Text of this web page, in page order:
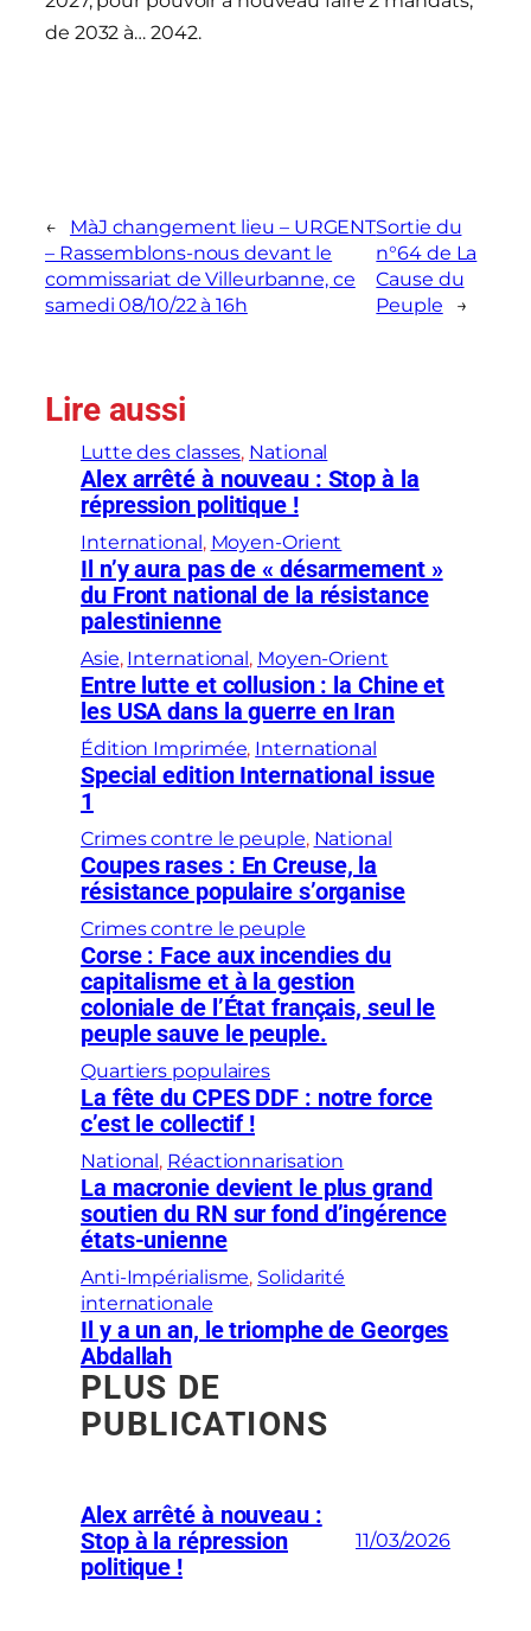
de 2032 à… 2042.
←
MàJ changement lieu – URGENT
– Rassemblons-nous devant le
commissariat de Villeurbanne, ce
samedi 08/10/22 à 16h
Sortie du
n°64 de La
Cause du
Peuple
→
Lire aussi
Lutte des classes, National
Alex arrêté à nouveau : Stop à la
répression politique !
International , Moyen-Orient
Il n’y aura pas de « désarmement »
du Front national de la résistance
palestinienne
Asie, International , Moyen-Orient
Entre lutte et collusion : la Chine et
les USA dans la guerre en Iran
Édition Imprimée, International
Special edition International issue
1
Crimes contre le peuple, National
Coupes rases : En Creuse, la
résistance populaire s’organise
Crimes contre le peuple
Corse : Face aux incendies du
capitalisme et à la gestion
coloniale de l’État français, seul le
peuple sauve le peuple.
Quartiers populaires
La fête du CPES DDF : notre force
c’est le collectif !
National , Réactionnarisation
La macronie devient le plus grand
soutien du RN sur fond d’ingérence
états-unienne
Anti-Impérialisme, Solidarité
internationale
Il y a un an, le triomphe de Georges
Abdallah
PLUS DE
PUBLICATIONS
Alex arrêté à nouveau :
Stop à la répression
politique !
11/03/2026